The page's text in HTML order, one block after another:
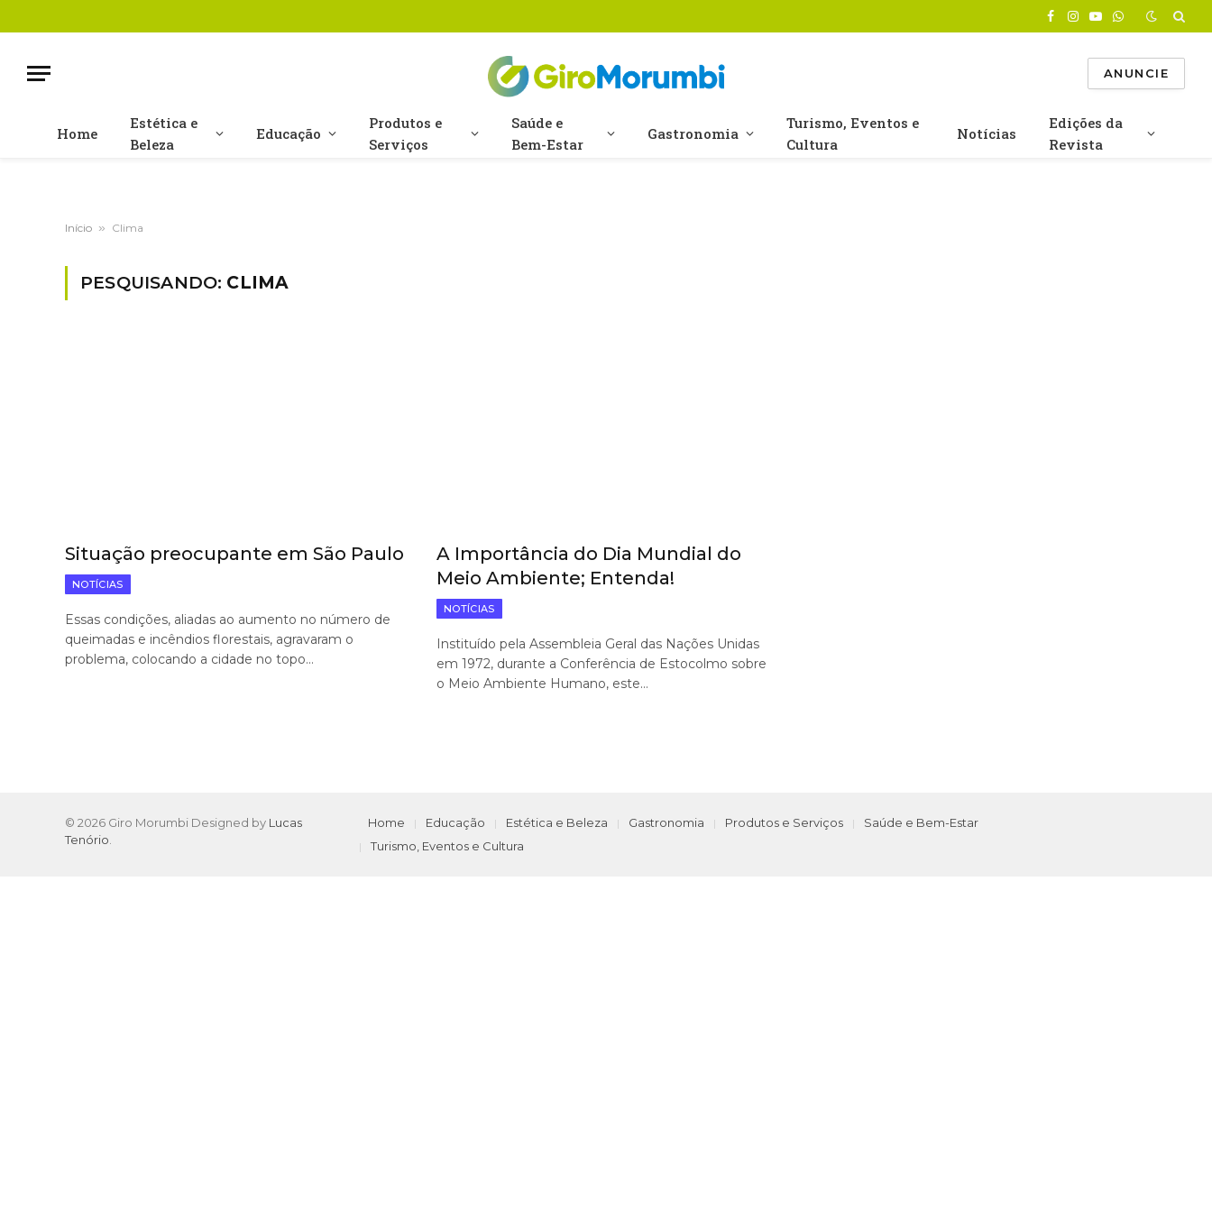
Facebook
Instagram
YouTube
WhatsApp
ANUNCIE
Home
Estética e
Beleza
Educação
Produtos e
Serviços
Saúde e
Bem-Estar
Gastronomia
Turismo, Eventos e
Cultura
Notícias
Edições da
Revista
Início » Clima
PESQUISANDO: CLIMA
Situação preocupante em São Paulo
NOTÍCIAS
Essas condições, aliadas ao aumento no número de
queimadas e incêndios florestais, agravaram o
problema, colocando a cidade no topo…
A Importância do Dia Mundial do
Meio Ambiente; Entenda!
NOTÍCIAS
Instituído pela Assembleia Geral das Nações Unidas
em 1972, durante a Conferência de Estocolmo sobre
o Meio Ambiente Humano, este…
© 2026 Giro Morumbi Designed by Lucas
Tenório
Home Educação Estética e Beleza Gastronomia Produtos e Serviços
Saúde e Bem-Estar
Turismo, Eventos e Cultura